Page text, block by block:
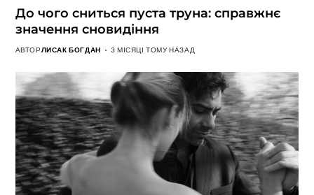
До чого сниться пуста труна: справжнє
значення сновидіння
АВТОРЛИСАК БОГДАН 3 МІСЯЦІ ТОМУ НАЗАД